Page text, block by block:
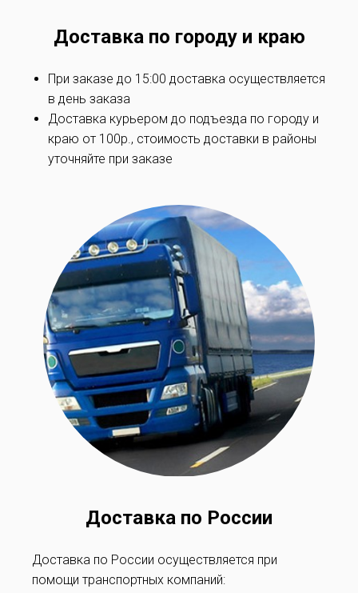
Доставка по городу и краю
При заказе до 15:00 доставка осуществляется
в день заказа
Доставка курьером до подъезда по городу и
краю от 100р., стоимость доставки в районы
уточняйте при заказe
Доставка по России
Доставка по России осуществляется при
помощи транспортных компаний: